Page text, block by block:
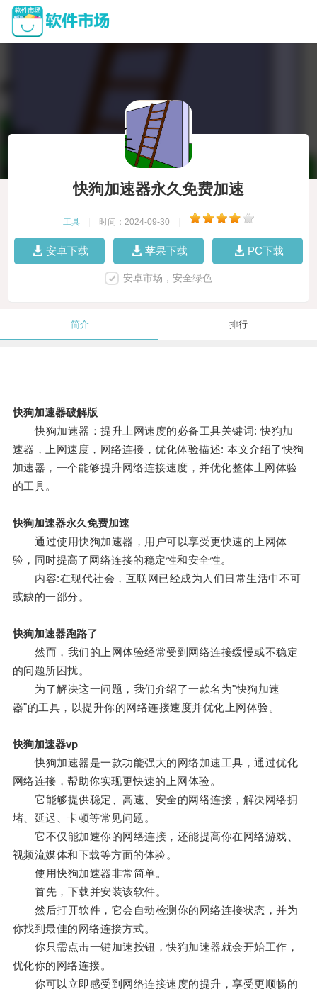
快狗加速器永久免费加速
工具 时间：2024-09-30
安卓下载 苹果下载 PC下载
安卓市场，安全绿色
简介 排行
快狗加速器破解版
快狗加速器：提升上网速度的必备工具关键词: 快狗加
速器，上网速度，网络连接，优化体验描述: 本文介绍了快狗
加速器，一个能够提升网络连接速度，并优化整体上网体验
的工具。
快狗加速器永久免费加速
通过使用快狗加速器，用户可以享受更快速的上网体
验，同时提高了网络连接的稳定性和安全性。
内容:在现代社会，互联网已经成为人们日常生活中不可
或缺的一部分。
快狗加速器跑路了
然而，我们的上网体验经常受到网络连接缓慢或不稳定
的问题所困扰。
为了解决这一问题，我们介绍了一款名为"快狗加速
器"的工具，以提升你的网络连接速度并优化上网体验。
快狗加速器vp
快狗加速器是一款功能强大的网络加速工具，通过优化
网络连接，帮助你实现更快速的上网体验。
它能够提供稳定、高速、安全的网络连接，解决网络拥
堵、延迟、卡顿等常见问题。
它不仅能加速你的网络连接，还能提高你在网络游戏、
视频流媒体和下载等方面的体验。
使用快狗加速器非常简单。
首先，下载并安装该软件。
然后打开软件，它会自动检测你的网络连接状态，并为
你找到最佳的网络连接方式。
你只需点击一键加速按钮，快狗加速器就会开始工作，
优化你的网络连接。
你可以立即感受到网络连接速度的提升，享受更顺畅的